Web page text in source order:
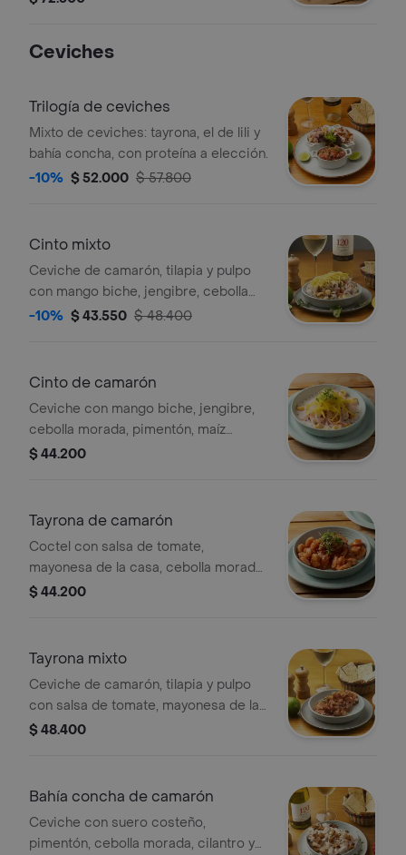
Ceviches
Trilogía de ceviches
Mixto de ceviches: tayrona, el de lili y
bahía concha, con proteína a elección.
-10% $ 52.000 $ 57.800
Cinto mixto
Ceviche de camarón, tilapia y pulpo
con mango biche, jengibre, cebolla
morada, pimentón, maíz tostado, y
-10% $ 43.550 $ 48.400
Cinto de camarón
Ceviche con mango biche, jengibre,
cebolla morada, pimentón, maíz
tostado, y leche de tigre aromatizada
$ 44.200
Tayrona de camarón
Coctel con salsa de tomate,
mayonesa de la casa, cebolla morada,
limón, ají, con galletas de soda.
$ 44.200
Tayrona mixto
Ceviche de camarón, tilapia y pulpo
con salsa de tomate, mayonesa de la
casa, cebolla morada, limón, ají,
$ 48.400
Bahía concha de camarón
Ceviche con suero costeño,
pimentón, cebolla morada, cilantro y